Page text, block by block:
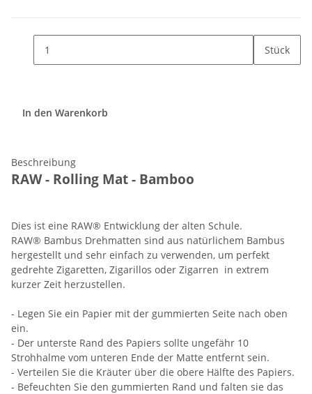
Stück
In den Warenkorb
Beschreibung
RAW - Rolling Mat - Bamboo
Dies ist eine RAW® Entwicklung der alten Schule.
RAW® Bambus Drehmatten sind aus natürlichem Bambus
hergestellt und sehr einfach zu verwenden, um perfekt
gedrehte Zigaretten, Zigarillos oder Zigarren in extrem
kurzer Zeit herzustellen.
- Legen Sie ein Papier mit der gummierten Seite nach oben
ein.
- Der unterste Rand des Papiers sollte ungefähr 10
Strohhalme vom unteren Ende der Matte entfernt sein.
- Verteilen Sie die Kräuter über die obere Hälfte des Papiers.
- Befeuchten Sie den gummierten Rand und falten sie das